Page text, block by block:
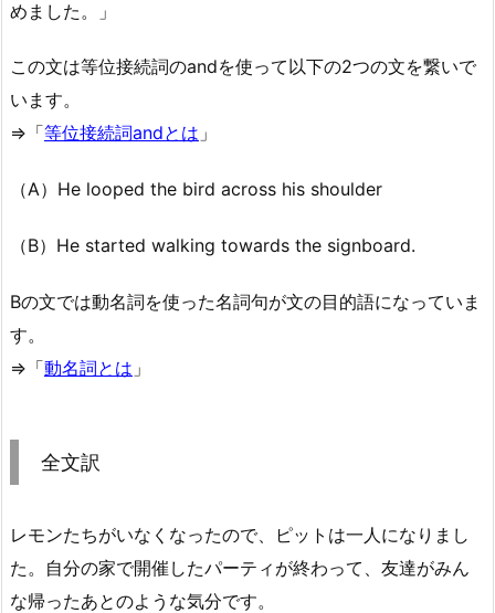
めました。」
この文は等位接続詞のandを使って以下の2つの文を繋いで
います。
⇒「等位接続詞andとは 」
（A）He looped the bird across his shoulder
（B）He started walking towards the signboard.
Bの文では動名詞を使った名詞句が文の目的語になっていま
す。
⇒「動名詞とは 」
全文訳
レモンたちがいなくなったので、ピットは一人になりまし
た。自分の家で開催したパーティが終わって、友達がみん
な帰ったあとのような気分です。